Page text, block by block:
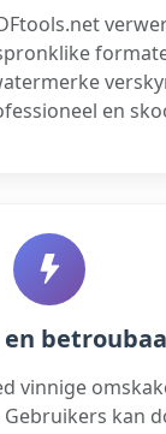
en
vinnige
Gebruikers kan